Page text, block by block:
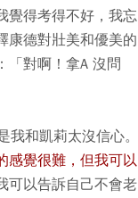
覺得考得不好，我忘
康德對壯美和優美的
「對啊！拿A 沒問
和凱莉太沒信心。
感覺很難，但我可以
可以告訴自己不會老